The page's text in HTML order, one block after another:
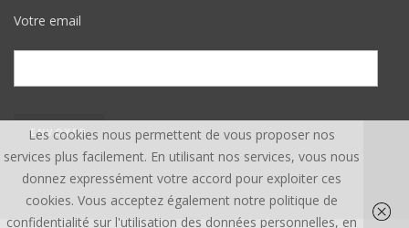
Votre email
Les cookies nous permettent de vous proposer nos
services plus facilement. En utilisant nos services, vous nous
donnez expressément votre accord pour exploiter ces
cookies. Vous acceptez également notre politique de
confidentialité sur l'utilisation des données personnelles, en